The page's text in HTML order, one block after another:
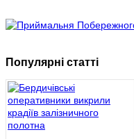
Популярні статті